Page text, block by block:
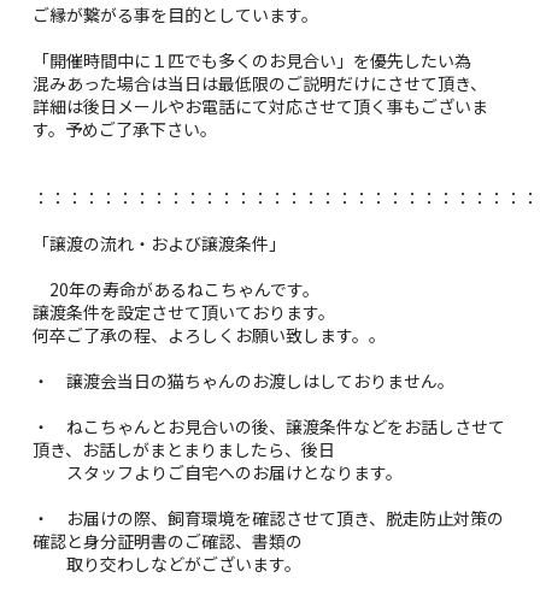
ご縁が繋がる事を目的としています。
「開催時間中に１匹でも多くのお見合い」を優先したい為
混みあった場合は当日は最低限のご説明だけにさせて頂き、
詳細は後日メールやお電話にて対応させて頂く事もございま
す。予めご了承下さい。
：：：：：：：：：：：：：：：：：：：：：：：：：：：：：：
「譲渡の流れ・および譲渡条件」
20年の寿命があるねこちゃんです。
譲渡条件を設定させて頂いております。
何卒ご了承の程、よろしくお願い致します。。
・ 譲渡会当日の猫ちゃんのお渡しはしておりません。
・ ねこちゃんとお見合いの後、譲渡条件などをお話しさせて
頂き、お話しがまとまりましたら、後日
スタッフよりご自宅へのお届けとなります。
・ お届けの際、飼育環境を確認させて頂き、脱走防止対策の
確認と身分証明書のご確認、書類の
取り交わしなどがございます。